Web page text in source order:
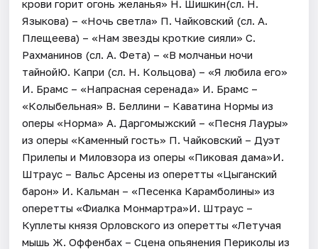
крови горит огонь желанья» Н. Шишкин(сл. Н.
Языкова) – «Ночь светла» П. Чайковский (сл. А.
Плещеева) – «Нам звезды кроткие сияли» С.
Рахманинов (сл. А. Фета) – «В молчаньи ночи
тайнойЮ. Капри (сл. Н. Кольцова) – «Я любила его»
И. Брамс – «Напрасная серенада» И. Брамс –
«Колыбельная» В. Беллини – Каватина Нормы из
оперы «Норма» А. Даргомыжский – «Песня Лауры»
из оперы «Каменный гость» П. Чайковский – Дуэт
Прилепы и Миловзора из оперы «Пиковая дама»И.
Штраус – Вальс Арсены из оперетты «Цыганский
барон» И. Кальман – «Песенка Карамболины» из
оперетты «Фиалка Монмартра»И. Штраус –
Куплеты князя Орловского из оперетты «Летучая
мышь Ж. Оффенбах – Сцена опьянения Периколы из